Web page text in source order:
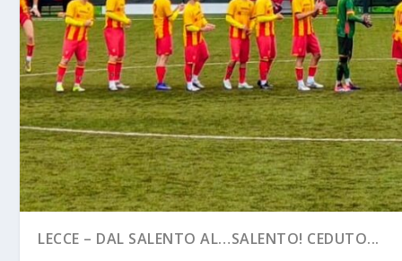
LECCE – DAL SALENTO AL…SALENTO! CEDUTO...